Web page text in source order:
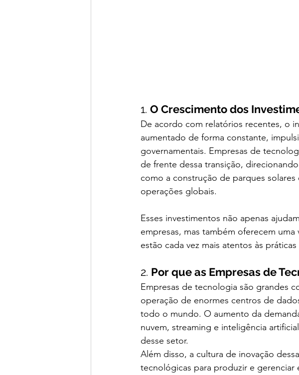
1. O Crescimento dos
De acordo com relatórios recentes, o
aumentado de forma constante,
governamentais. Empresas de
de frente dessa transição,
como a construção de parques
operações globais.
Esses investimentos não apenas
empresas, mas também oferecem
estão cada vez mais atentos às
2. Por que as Empresas de
Empresas de tecnologia são grandes
operação de enormes centros de
todo o mundo. O aumento da
nuvem, streaming e inteligência
desse setor.
Além disso, a cultura de inovação
tecnológicas para produzir e